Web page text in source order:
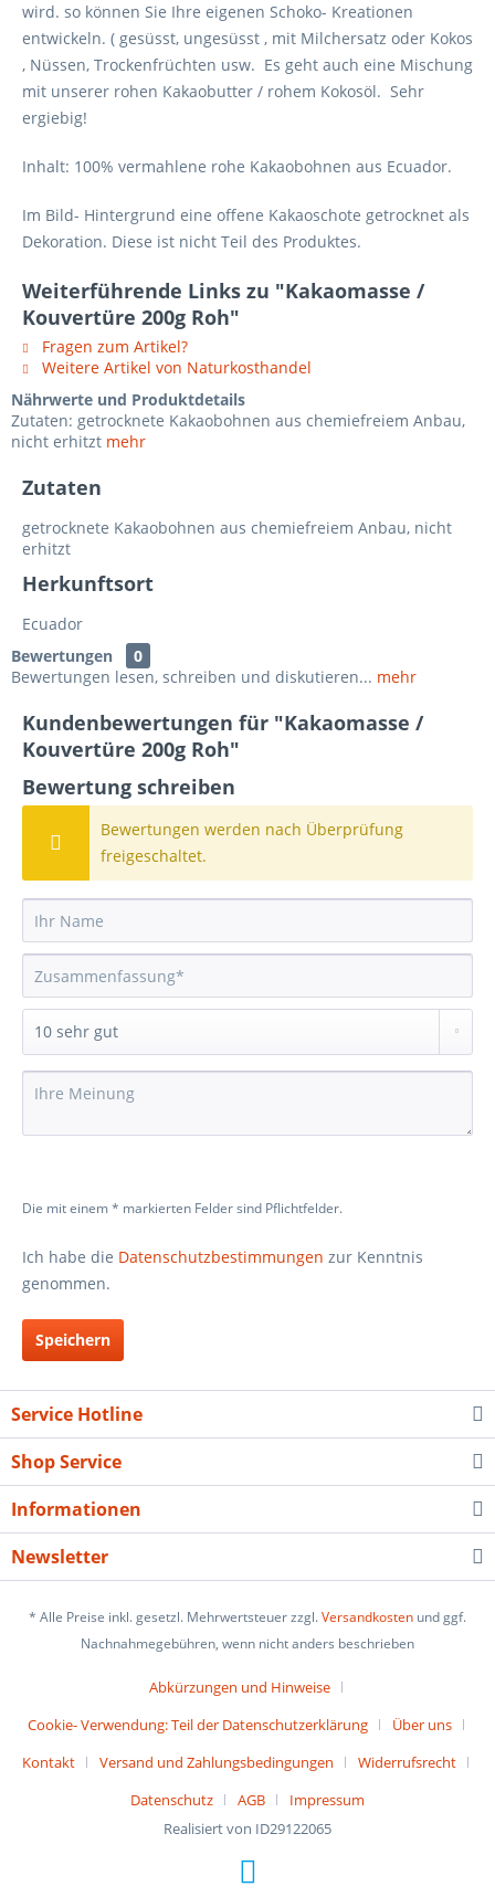
wird. so können Sie Ihre eigenen Schoko- Kreationen
entwickeln. ( gesüsst, ungesüsst , mit Milchersatz oder Kokos
, Nüssen, Trockenfrüchten usw. Es geht auch eine Mischung
mit unserer rohen Kakaobutter / rohem Kokosöl. Sehr
ergiebig!
Inhalt: 100% vermahlene rohe Kakaobohnen aus Ecuador.
Im Bild- Hintergrund eine offene Kakaoschote getrocknet als
Dekoration. Diese ist nicht Teil des Produktes.
Weiterführende Links zu "Kakaomasse /
Kouvertüre 200g Roh"
Fragen zum Artikel?
Weitere Artikel von Naturkosthandel
Nährwerte und Produktdetails
Zutaten: getrocknete Kakaobohnen aus chemiefreiem Anbau,
nicht erhitzt mehr
Zutaten
getrocknete Kakaobohnen aus chemiefreiem Anbau, nicht
erhitzt
Herkunftsort
Ecuador
Bewertungen
0
Bewertungen lesen, schreiben und diskutieren... mehr
Kundenbewertungen für "Kakaomasse /
Kouvertüre 200g Roh"
Bewertung schreiben
Bewertungen werden nach Überprüfung
freigeschaltet.
Die mit einem * markierten Felder sind Pflichtfelder.
Ich habe die Datenschutzbestimmungen zur Kenntnis
genommen.
Speichern
Service Hotline
Shop Service
Informationen
Newsletter
* Alle Preise inkl. gesetzl. Mehrwertsteuer zzgl.Versandkosten und ggf.
Nachnahmegebühren, wenn nicht anders beschrieben
Abkürzungen und Hinweise
Cookie- Verwendung: Teil der Datenschutzerklärung
Über uns
Kontakt
Versand und Zahlungsbedingungen
Widerrufsrecht
Datenschutz
AGB
Impressum
Realisiert von ID29122065